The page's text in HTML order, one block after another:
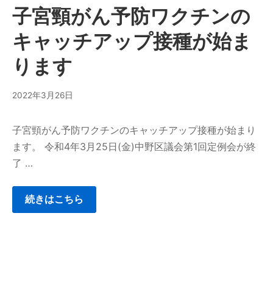
子宮頸がん予防ワクチンの
キャッチアップ接種が始ま
ります
2022年3月26日
子宮頸がん予防ワクチンのキャッチアップ接種が始まり
ます。 令和4年3月25日(金)中野区議会第1回定例会が終
了 …
続きはこちら